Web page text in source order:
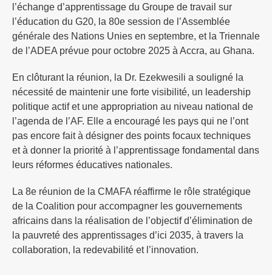
l’échange d’apprentissage du Groupe de travail sur
l’éducation du G20, la 80e session de l’Assemblée
générale des Nations Unies en septembre, et la Triennale
de l’ADEA prévue pour octobre 2025 à Accra, au Ghana.
En clôturant la réunion, la Dr. Ezekwesili a souligné la
nécessité de maintenir une forte visibilité, un leadership
politique actif et une appropriation au niveau national de
l’agenda de l’AF. Elle a encouragé les pays qui ne l’ont
pas encore fait à désigner des points focaux techniques
et à donner la priorité à l’apprentissage fondamental dans
leurs réformes éducatives nationales.
La 8e réunion de la CMAFA réaffirme le rôle stratégique
de la Coalition pour accompagner les gouvernements
africains dans la réalisation de l’objectif d’élimination de
la pauvreté des apprentissages d’ici 2035, à travers la
collaboration, la redevabilité et l’innovation.